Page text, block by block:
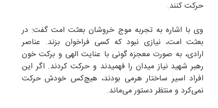
حرکت کنند.
وی با اشاره به تجربه موج خروشان بعثت امت گفت: در
بعثت امت، نیازی نبود که کسی فراخوان بزند. عناصر
ارادی، به صورت معجزه گونی با عنایت الهی و برکت خون
رهبر شهید نیاز میدان را فهمیدند و حرکت کردند. اگر این
افراد اسیر ساختار هرمی بودند، هیچ‌کس خودش حرکت
نمی‌کرد و منتظر دستور می‌ماند.